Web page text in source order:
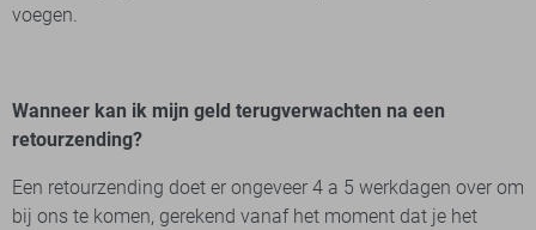
voegen.
Wanneer kan ik mijn geld terugverwachten na een
retourzending?
Een retourzending doet er ongeveer 4 a 5 werkdagen over om
bij ons te komen, gerekend vanaf het moment dat je het